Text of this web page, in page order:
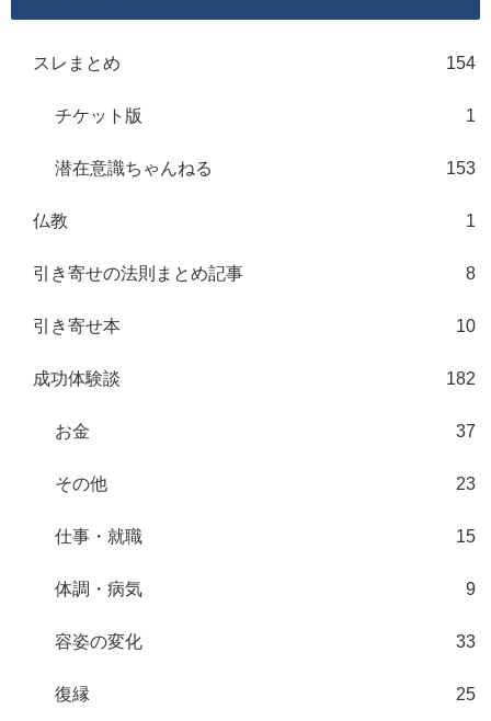
スレまとめ 154
チケット版 1
潜在意識ちゃんねる 153
仏教 1
引き寄せの法則まとめ記事 8
引き寄せ本 10
成功体験談 182
お金 37
その他 23
仕事・就職 15
体調・病気 9
容姿の変化 33
復縁 25